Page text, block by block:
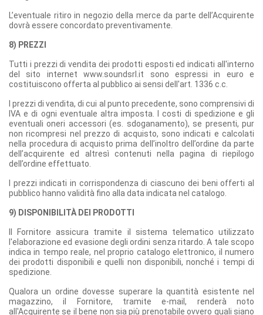
L’eventuale ritiro in negozio della merce da parte dell’Acquirente
dovrà essere concordato preventivamente.
8) PREZZI
Tutti i prezzi di vendita dei prodotti esposti ed indicati all'interno
del sito internet www.soundsrl.it sono espressi in euro e
costituiscono offerta al pubblico ai sensi dell'art. 1336 c.c.
I prezzi di vendita, di cui al punto precedente, sono comprensivi di
IVA e di ogni eventuale altra imposta. I costi di spedizione e gli
eventuali oneri accessori (es. sdoganamento), se presenti, pur
non ricompresi nel prezzo di acquisto, sono indicati e calcolati
nella procedura di acquisto prima dell’inoltro dell’ordine da parte
dell’acquirente ed altresì contenuti nella pagina di riepilogo
dell’ordine effettuato.
I prezzi indicati in corrispondenza di ciascuno dei beni offerti al
pubblico hanno validità fino alla data indicata nel catalogo.
9) DISPONIBILITÀ DEI PRODOTTI
Il Fornitore assicura tramite il sistema telematico utilizzato
l'elaborazione ed evasione degli ordini senza ritardo. A tale scopo
indica in tempo reale, nel proprio catalogo elettronico, il numero
dei prodotti disponibili e quelli non disponibili, nonché i tempi di
spedizione.
Qualora un ordine dovesse superare la quantità esistente nel
magazzino, il Fornitore, tramite e-mail, renderà noto
all'Acquirente se il bene non sia più prenotabile ovvero quali siano